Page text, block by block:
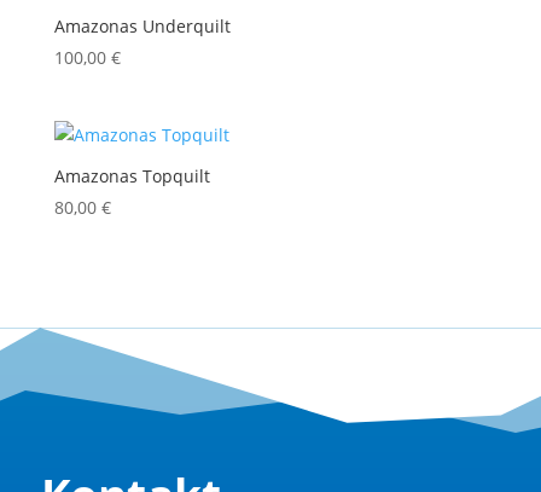
Amazonas Underquilt
100,00 €
Amazonas Topquilt
80,00 €